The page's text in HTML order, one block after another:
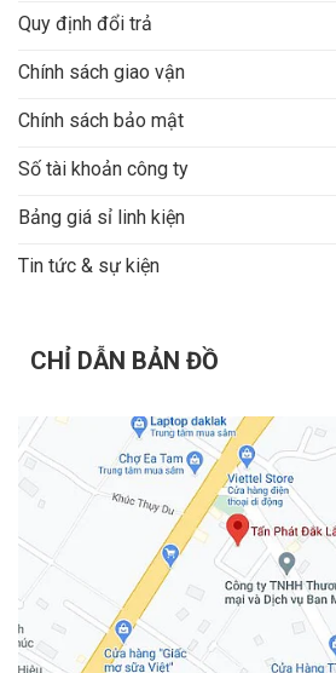
Quy định đổi trả
Chính sách giao vận
Chính sách bảo mật
Số tài khoản công ty
Bảng giá sỉ linh kiện
Tin tức & sự kiện
CHỈ DẪN BẢN ĐỒ